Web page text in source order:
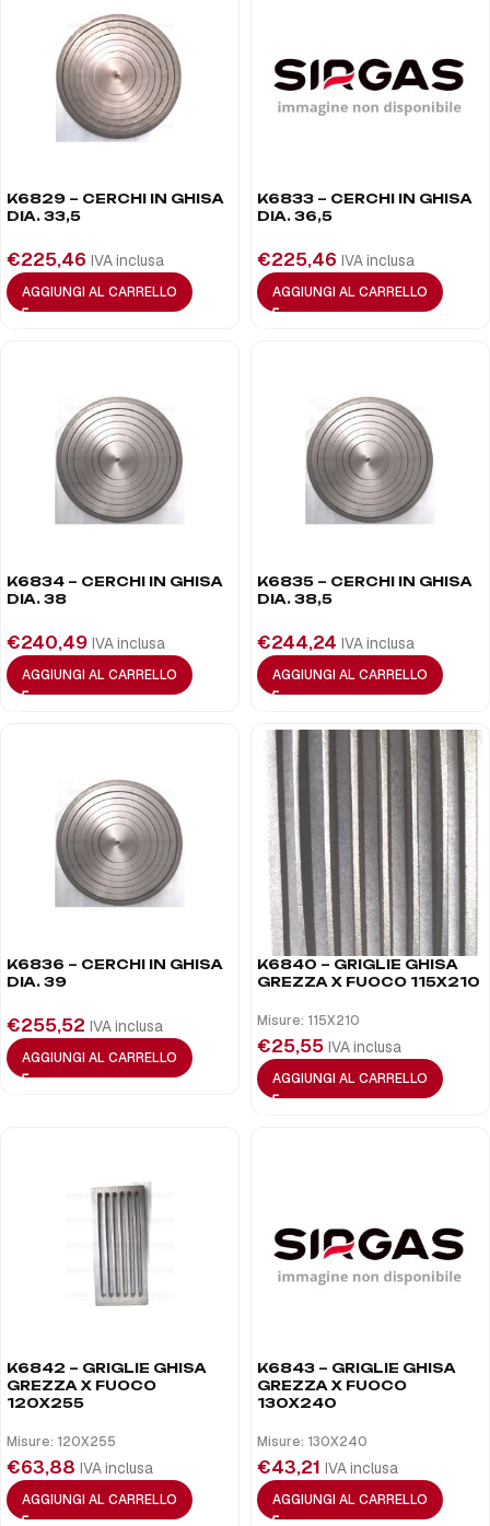
K6829 – CERCHI IN GHISA
DIA. 33,5
€225,46 IVA inclusa
AGGIUNGI AL CARRELLO
K6833 – CERCHI IN GHISA
DIA. 36,5
€225,46 IVA inclusa
AGGIUNGI AL CARRELLO
K6834 – CERCHI IN GHISA
DIA. 38
€240,49 IVA inclusa
AGGIUNGI AL CARRELLO
K6835 – CERCHI IN GHISA
DIA. 38,5
€244,24 IVA inclusa
AGGIUNGI AL CARRELLO
K6836 – CERCHI IN GHISA
DIA. 39
€255,52 IVA inclusa
AGGIUNGI AL CARRELLO
K6840 – GRIGLIE GHISA
GREZZA X FUOCO 115X210
Misure: 115X210
€25,55 IVA inclusa
AGGIUNGI AL CARRELLO
K6842 – GRIGLIE GHISA
GREZZA X FUOCO
120X255
Misure: 120X255
€63,88 IVA inclusa
AGGIUNGI AL CARRELLO
K6843 – GRIGLIE GHISA
GREZZA X FUOCO
130X240
Misure: 130X240
€43,21 IVA inclusa
AGGIUNGI AL CARRELLO